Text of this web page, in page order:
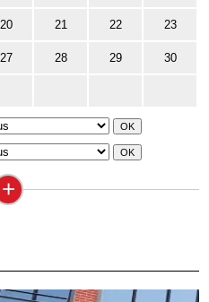
20 21 22 23
27 28 29 30
+